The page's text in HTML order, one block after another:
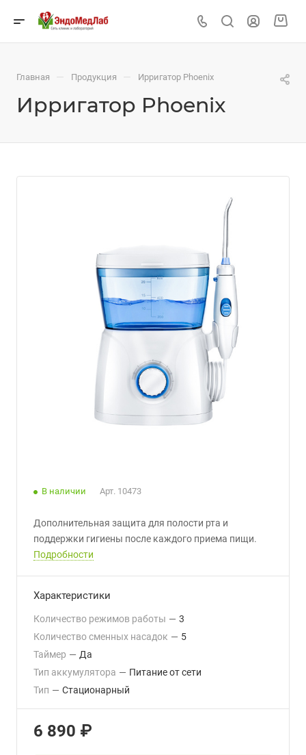
Главная — Продукция — Ирригатор Phoenix
Ирригатор Phoenix
В наличии Арт. 10473
Дополнительная защита для полости рта и
поддержки гигиены после каждого приема пищи.
Подробности
Характеристики
Количество режимов работы — 3
Количество сменных насадок — 5
Таймер — Да
Тип аккумулятора — Питание от сети
Тип — Cтационарный
6 890 ₽